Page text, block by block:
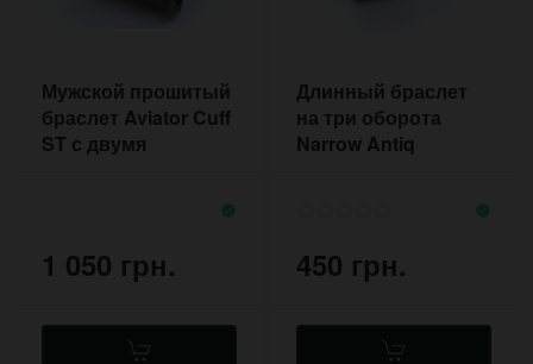
Мужской прошитый
браслет Aviator Cuff
ST с двумя
1 050 грн.
Длинный браслет
на три оборота
Narrow Antiq
450 грн.